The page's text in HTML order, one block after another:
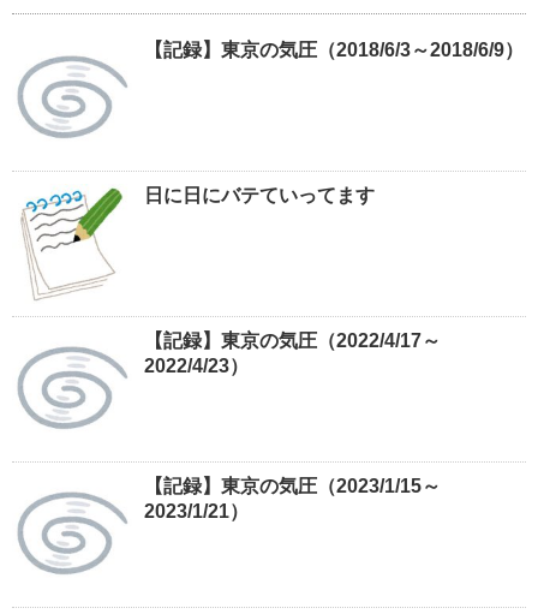
【記録】東京の気圧（2018/6/3～2018/6/9）
日に日にバテていってます
【記録】東京の気圧（2022/4/17～
2022/4/23）
【記録】東京の気圧（2023/1/15～
2023/1/21）